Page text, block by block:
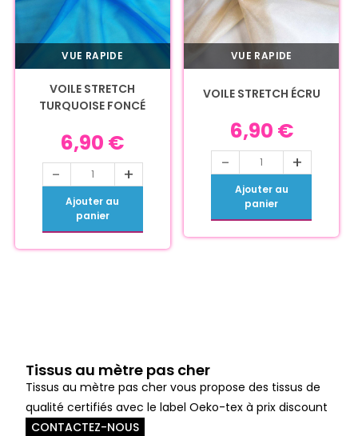
VUE RAPIDE
VOILE STRETCH
TURQUOISE FONCÉ
6,90 €
- +
Ajouter au
panier
VUE RAPIDE
VOILE STRETCH ÉCRU
6,90 €
- +
Ajouter au
panier
Tissus au mètre pas cher
Tissus au mètre pas cher vous propose des tissus de
qualité certifiés avec le label Oeko-tex à prix discount
CONTACTEZ-NOUS